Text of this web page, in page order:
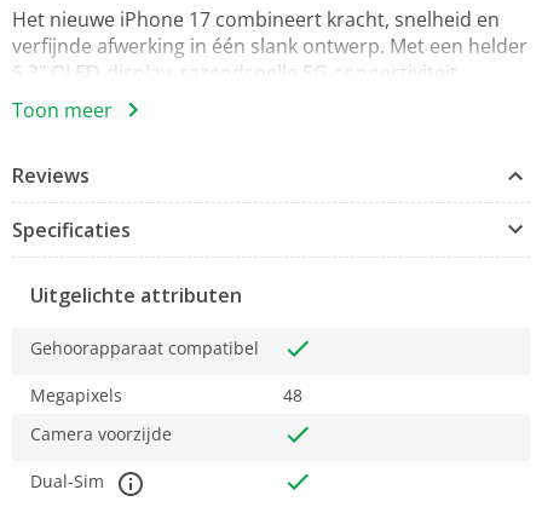
Het nieuwe iPhone 17 combineert kracht, snelheid en
verfijnde afwerking in één slank ontwerp. Met een helder
6,3" OLED‑display, razendsnelle 5G‑connectiviteit,
geavanceerde camera's en iOS 26 levert deze
smartphone uitstekende prestaties voor foto’s, video’s,
stofdichte behuizing (IP68).
Belangrijkste kenmerken
- Type: Smartphone, Dual‑SIM (Nano‑SIM + eSIM)
- Behuizing: IP68 (stofdicht en beschermd tegen
- Opslag: ca. 512 GB intern
- Kleur: Zwart
- Besturingssysteem: iOS 26
- Assistent: Apple Siri
Toon meer
Reviews
Specificaties
Uitgelichte attributen
Gehoorapparaat compatibel
Megapixels
48
Camera voorzijde
Dual-Sim